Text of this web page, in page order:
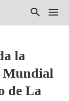
la
Mundial
de La